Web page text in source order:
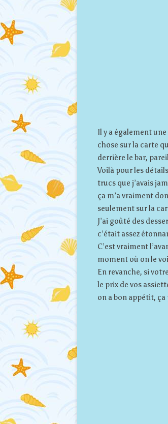
Il y a également
chose sur la carte
derrière le bar,
Voilà pour les
trucs que j’avais
ça m’a vraiment
seulement sur la
J’ai goûté des
c’était assez
C’est vraiment
moment où on le
En revanche, si
le prix de vos
on a bon appétit,